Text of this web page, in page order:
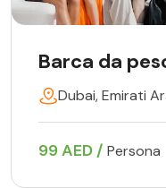
Barca da
Dubai, Emirati
99 AED / Persona